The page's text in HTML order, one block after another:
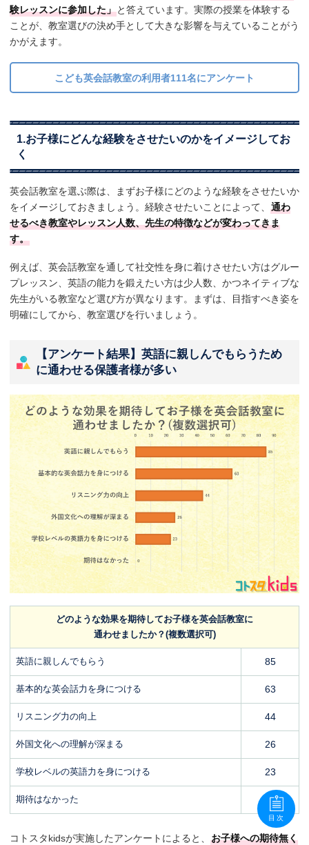
験レッスンに参加した」と答えています。実際の授業を体験する
ことが、教室選びの決め手として大きな影響を与えていることがう
かがえます。
こども英会話教室の利用者111名にアンケート
1.お子様にどんな経験をさせたいのかをイメージしてお
く
英会話教室を選ぶ際は、まずお子様にどのような経験をさせたいか
をイメージしておきましょう。経験させたいことによって、 通わ
せるべき教室やレッスン人数、先生の特徴などが変わってきま
す。
例えば、英会話教室を通して社交性を身に着けさせたい方はグルー
プレッスン、英語の能力を鍛えたい方は少人数、かつネイティブな
先生がいる教室など選び方が異なります。まずは、目指すべき姿を
明確にしてから、教室選びを行いましょう。
【アンケート結果】英語に親しんでもらうため
に通わせる保護者様が多い
どのような効果を期待してお子様を英会話教室に
通わせましたか？(複数選択可)
英語に親しんでもらう 85
基本的な英会話力を身につける 63
リスニング力の向上 44
外国文化への理解が深まる 26
学校レベルの英語力を身につける 23
期待はなかった 0
コトスタkidsが実施したアンケートによると、 お子様への期待無く
目次